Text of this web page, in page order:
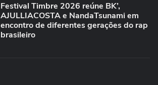
Festival Timbre 2026 reúne BK’,
AJULLIACOSTA e NandaTsunami em
encontro de diferentes gerações do rap
brasileiro